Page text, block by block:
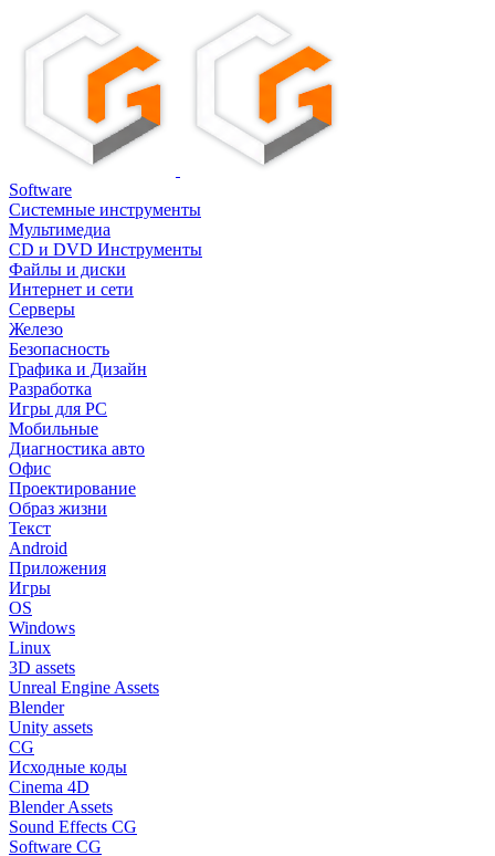
Software
Системные инструменты
Мультимедиа
CD и DVD Инструменты
Файлы и диски
Интернет и сети
Серверы
Железо
Безопасность
Графика и Дизайн
Разработка
Игры для PC
Мобильные
Диагностика авто
Офис
Проектирование
Образ жизни
Текст
Android
Приложения
Игры
OS
Windows
Linux
3D assets
Unreal Engine Assets
Blender
Unity assets
CG
Исходные коды
Cinema 4D
Blender Assets
Sound Effects CG
Software CG